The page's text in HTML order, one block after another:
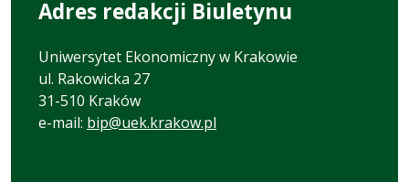
Adres redakcji Biuletynu
Uniwersytet Ekonomiczny w Krakowie
ul. Rakowicka 27
31-510 Kraków
e-mail: bip@uek.krakow.pl